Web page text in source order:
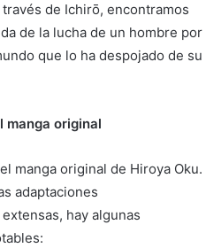
de Ichirō, encontramos
de la lucha de un hombre por
que lo ha despojado de su
manga original
manga original de Hiroya Oku.
adaptaciones
hay algunas